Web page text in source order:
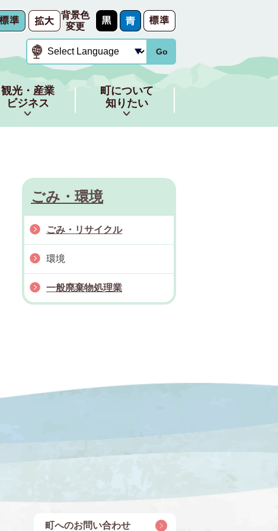
背景色
変更
Go
観光・産業
ビジネス
町について
知りたい
ごみ・環境
ごみ・リサイクル
環境
一般廃棄物処理業
町へのお問い合わせ